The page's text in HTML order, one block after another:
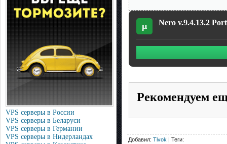
VPS серверы в России
VPS серверы в Беларуси
VPS серверы в Германии
VPS серверы в Нидерландах
µ Nero v.9.4.13.2
Рекомендуем
Добавил: Tivok | Теги: